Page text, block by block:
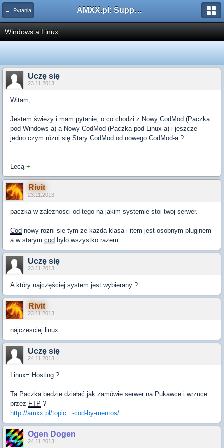
← Pytania AMXX.pl: Support AMX Mod X i SourceMod
Windows a Linux
Uczę się
23.11.2013
Witam,
Jestem świeży i mam pytanie, o co chodzi z Nowy CodMod (Paczka
pod Windows-a) a Nowy CodMod (Paczka pod Linux-a) i jeszcze
jedno czym rózni się Stary CodMod od nowego CodMod-a ?
Lecą +
Rivit
23.11.2013
paczka w zaleznosci od tego na jakim systemie stoi twoj serwer.
Cod nowy rozni sie tym ze kazda klasa i item jest osobnym pluginem
a w starym cod bylo wszystko razem
Uczę się
23.11.2013
A który najczęściej system jest wybierany ?
Rivit
23.11.2013
najczesciej linux.
Uczę się
24.11.2013
Linux= Hosting ?
Ta Paczka bedzie działać jak zamówie serwer na Pukawce i wrzuce
przez FTP ?
http://amxx.pl/topic...-cod-by-mentos/
Ogen Dogen
24.11.2013